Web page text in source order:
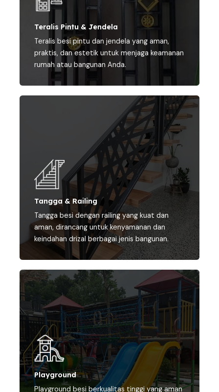
Teralis Pintu & Jendela
Teralis besi pintu dan jendela yang aman,
praktis, dan estetik untuk menjaga keamanan
rumah atau bangunan Anda.
Tangga & Railing
Tangga besi dengan railing yang kuat dan
aman, dirancang untuk kenyamanan dan
keindahan drizal berbagai jenis bangunan.
Playground
Playground besi berkualitas tinggi yang aman